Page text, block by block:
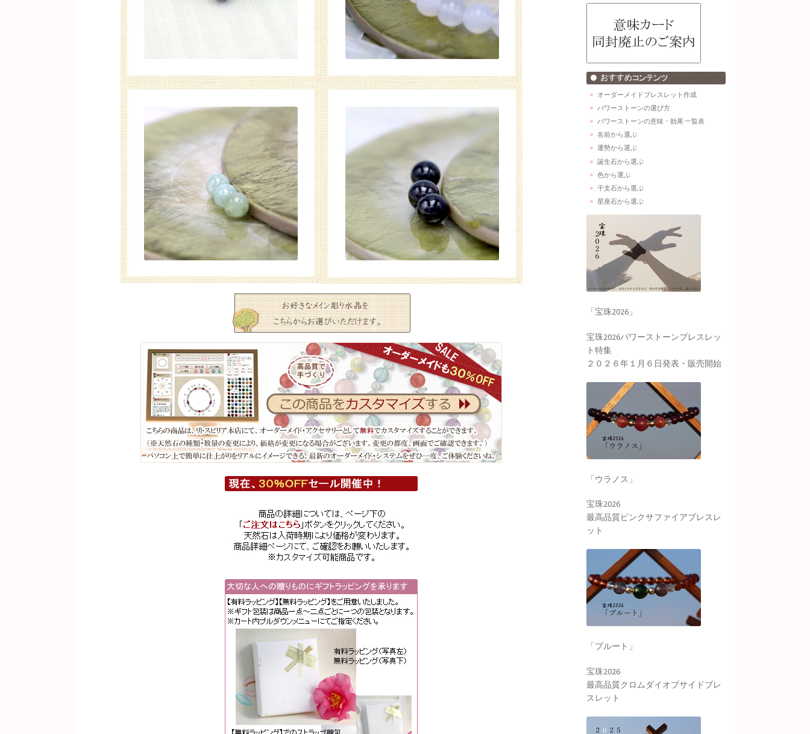
オーダーメイドブレスレット作成
パワーストーンの選び方
パワーストーンの意味・効果 一覧表
名前から選ぶ
運勢から選ぶ
誕生石から選ぶ
色から選ぶ
干支石から選ぶ
星座石から選ぶ
「宝珠2026」
宝珠2026パワーストーンブレスレッ
ト特集
２０２６年１月６日発表・販売開始
「ウラノス」
宝珠2026
最高品質ピンクサファイアブレスレ
ット
「プルート」
宝珠2026
最高品質クロムダイオプサイドブレ
スレット